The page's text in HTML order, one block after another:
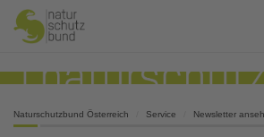
Naturschutzbund Österreich Service Newsletter